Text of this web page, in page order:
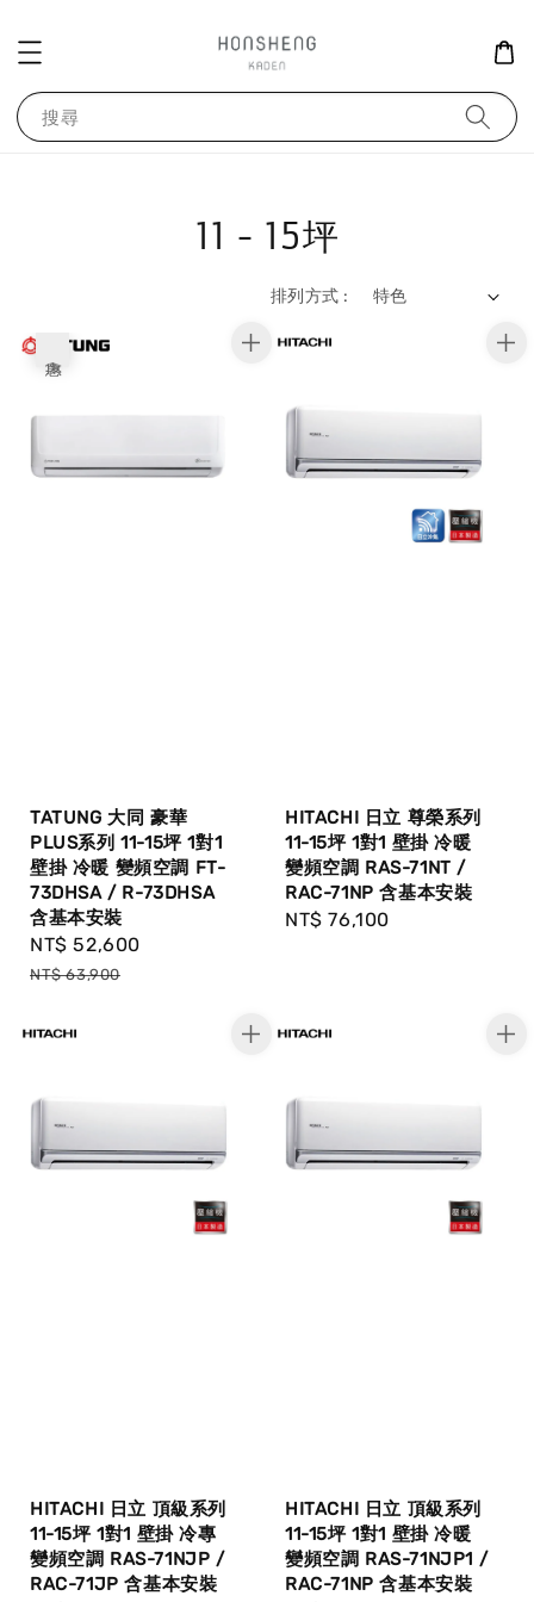
搜尋
11 - 15坪
排列方式 :
TATUNG 大同 豪華
PLUS系列 11-15坪 1對1
壁掛 冷暖 變頻空調 FT-
73DHSA / R-73DHSA
含基本安裝
Sale
price
NT$ 52,600
NT$ 63,900
HITACHI 日立 尊榮系列
11-15坪 1對1 壁掛 冷暖
變頻空調 RAS-71NT /
RAC-71NP 含基本安裝
Regular
NT$ 76,100
HITACHI 日立 頂級系列
11-15坪 1對1 壁掛 冷專
變頻空調 RAS-71NJP /
RAC-71JP 含基本安裝
HITACHI 日立 頂級系列
11-15坪 1對1 壁掛 冷暖
變頻空調 RAS-71NJP1 /
RAC-71NP 含基本安裝